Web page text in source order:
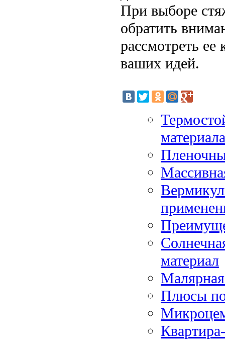
При выборе
обратить
рассмотреть ее
ваших идей.
материала
материал
Малярная
Плюсы